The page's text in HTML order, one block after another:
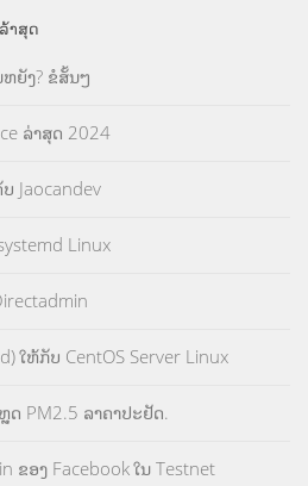
າສຸດ
ຍັງ? ຂໍສັ້ນໆ
ລ່າສຸດ 2024
Jaocandev
Linux
ໃຫ້ກັບ CentOS Server Linux
ດ PM2.5 ລາຄາປະຢັດ.
ຂອງ Facebook ໃນ Testnet